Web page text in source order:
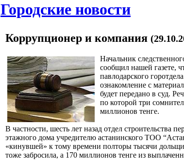
Городские новости
Коррупционер и компания
Начальник
сообщил нашей газете,
павлодарского
ознакомление с
будет передано в суд.
по которой три
миллионов тенге.
В частности, шесть лет назад отдел строительства
этажного дома учредителю астанинского ТОО
«кинувшей» к тому времени полторы тысячи
тоже забросила, а 170 миллионов тенге из